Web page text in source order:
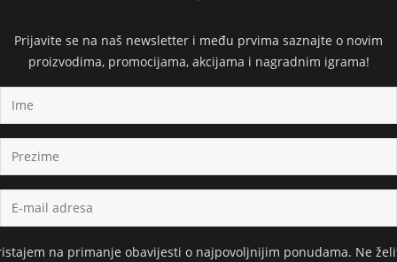
Prijavite se na naš newsletter i među prvima saznajte o novim
proizvodima, promocijama, akcijama i nagradnim igrama!
na primanje obavijesti o najpovoljnijim ponudama. Ne